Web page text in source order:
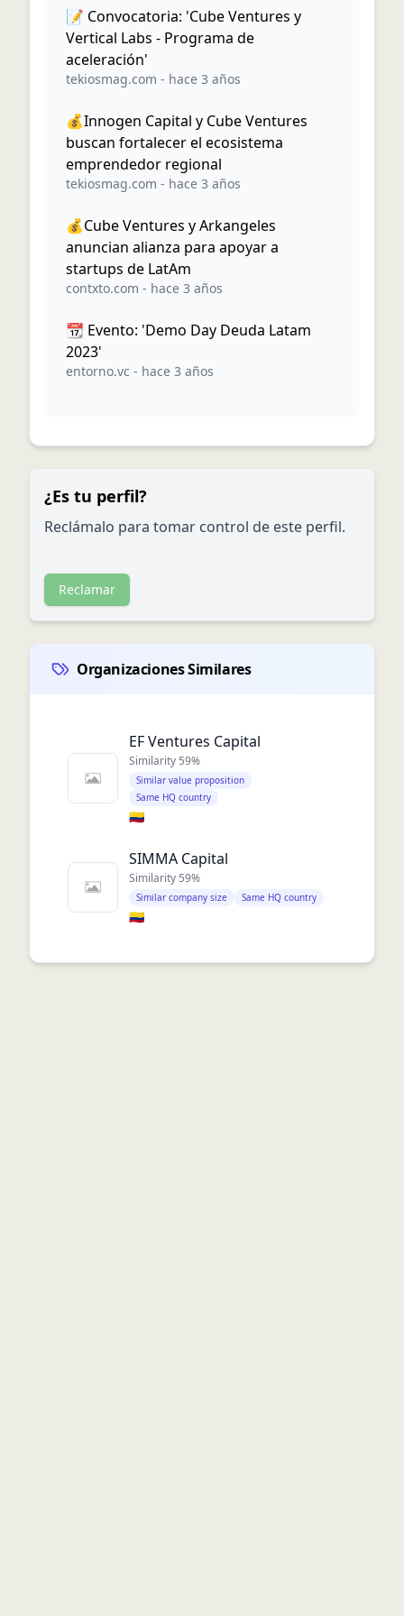
📝 Convocatoria: 'Cube Ventures y
Vertical Labs - Programa de
aceleración'
tekiosmag.com - hace 3 años
💰Innogen Capital y Cube Ventures
buscan fortalecer el ecosistema
emprendedor regional
tekiosmag.com - hace 3 años
💰Cube Ventures y Arkangeles
anuncian alianza para apoyar a
startups de LatAm
contxto.com - hace 3 años
📆 Evento: 'Demo Day Deuda Latam
2023'
entorno.vc - hace 3 años
¿Es tu perfil?
Reclámalo para tomar control de este perfil.
Reclamar
Organizaciones Similares
EF Ventures Capital
Similarity 59%
Similar value proposition
Same HQ country
🇨🇴
SIMMA Capital
Similarity 59%
Similar company size Same HQ country
🇨🇴